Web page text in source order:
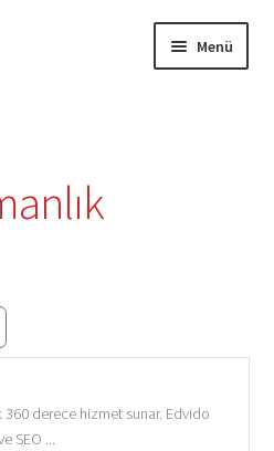
Menü
derece hizmet sunar. Edvido
SEO ...